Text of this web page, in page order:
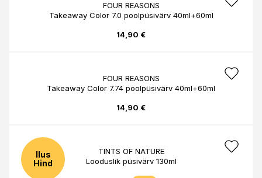
FOUR REASONS
Takeaway Color 7.0 poolpüsivärv 40ml+60ml
14,90 €
FOUR REASONS
Takeaway Color 7.74 poolpüsivärv 40ml+60ml
14,90 €
Ilus
Hind
TINTS OF NATURE
Looduslik püsivärv 130ml